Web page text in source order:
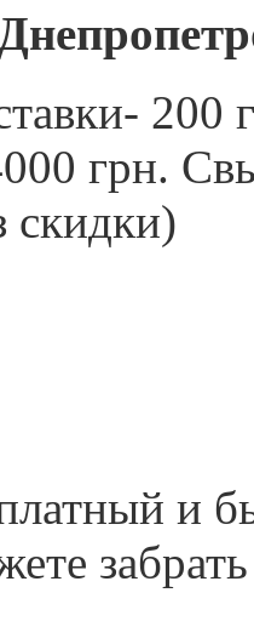
200
грн.
скидки)
и